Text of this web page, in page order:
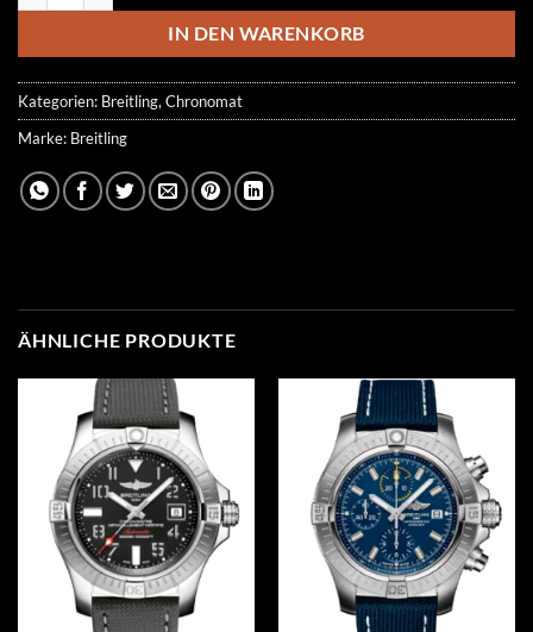
499.00 €269.00 €.
IN DEN WARENKORB
Kategorien: Breitling, Chronomat
Marke: Breitling
ÄHNLICHE PRODUKTE